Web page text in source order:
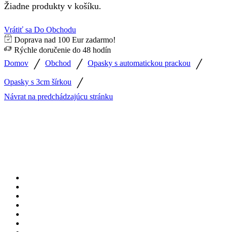
Žiadne produkty v košíku.
Vrátiť sa Do Obchodu
Doprava nad 100 Eur zadarmo!
Rýchle doručenie do 48 hodín
Domov
/ Obchod / Opasky s automatickou prackou /
Opasky s 3cm šírkou /
Návrat na predchádzajúcu stránku